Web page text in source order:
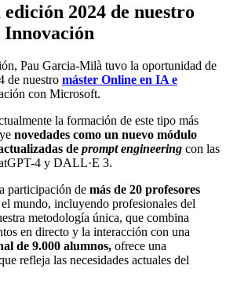
2024 de nuestro
Pau Garcia-Milà tuvo la oportunidad de
de nuestro máster Online en IA e
con Microsoft.
la formación de este tipo más
novedades como un nuevo módulo
de prompt engineering con las
4 y DALL·E 3.
participación de más de 20 profesores
mundo, incluyendo profesionales del
metodología única, que combina
en directo y la interacción con una
de 9.000 alumnos, ofrece una
refleja las necesidades actuales del